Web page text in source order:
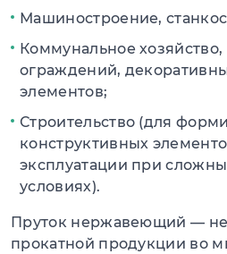
Машиностроение,
Коммунальное
ограждений,
элементов;
Строительство (для
конструктивных
эксплуатации при
условиях).
Пруток нержавеющий —
прокатной продукции во